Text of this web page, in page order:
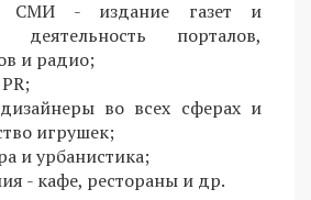
СМИ - издание газет и
деятельность порталов,
и радио;
во всех сферах и
игрушек;
и урбанистика;
- кафе, рестораны и др.